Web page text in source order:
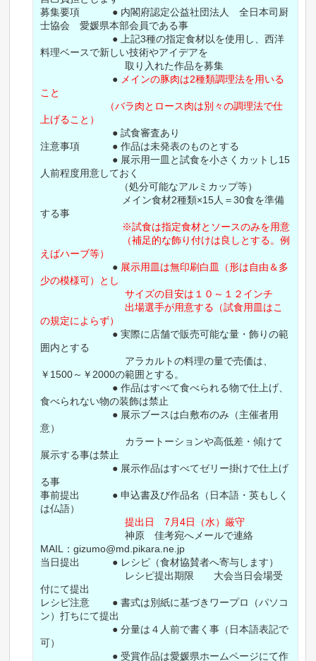
募集要項 ● 内閣府認定公益社団法人 全日本司厨
士協会 愛媛県本部会員である事
● 上記3種の指定食材以を使用し、西洋
料理ベースで新しい技術やアイデアを
取り入れた作品を募集
● メインの豚肉は2種類調理法を用いる
こと
（バラ肉とロース肉は別々の調理法で仕
上げること）
● 試食審査あり
注意事項 ● 作品は未発表のものとする
● 展示用一皿と試食を小さくカットし15
人前程度用意しておく
（処分可能なアルミカップ等）
メイン食材2種類×15人＝30食を準備
する事
※試食は指定食材とソースのみを用意
（補足的な飾り付けは良しとする。例
えばハーブ等）
● 展示用皿は無印刷白皿（形は自由＆多
少の模様可）とし
サイズの目安は１０～１２インチ
出場選手が用意する（試食用皿はこ
の規定によらず）
● 実際に店舗で販売可能な量・飾りの範
囲内とする
アラカルトの料理の量で売価は、
￥1500～￥2000の範囲とする。
● 作品はすべて食べられる物で仕上げ、
食べられない物の装飾は禁止
● 展示ブースは白敷布のみ（主催者用
意）
カラートーションや高低差・傾けて
展示する事は禁止
● 展示作品はすべてゼリー掛けで仕上げ
る事
事前提出 ● 申込書及び作品名（日本語・英もしく
は仏語）
提出日 7月4日（水）厳守
神原 佳考宛へメールで連絡
MAIL：gizumo@md.pikara.ne.jp
当日提出 ● レシピ（食材協賛者へ寄与します）
レシピ提出期限 大会当日会場受
付にて提出
レシピ注意 ● 書式は別紙に基づきワープロ（パソコ
ン）打ちにて提出
● 分量は４人前で書く事（日本語表記で
可）
● 受賞作品は愛媛県ホームページにて作